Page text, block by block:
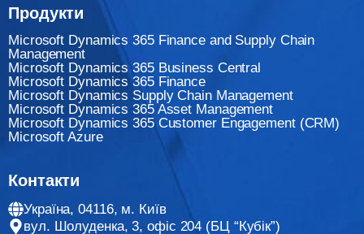
Продукти
Microsoft Dynamics 365 Finance and Supply Chain
Management
Microsoft Dynamics 365 Business Central
Microsoft Dynamics 365 Finance
Мicrosoft Dynamics Supply Chain Management
Microsoft Dynamics 365 Asset Management
Microsoft Dynamics 365 Customer Engagement (CRM)
Microsoft Azure
Контакти
Україна, 04116, м. Київ
вул. Шолуденка, 3, офіс 204 (БЦ “Кубік”)